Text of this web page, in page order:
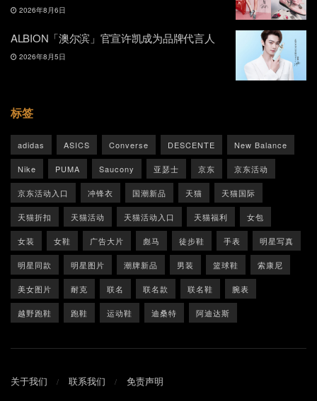
2026年8月6日
ALBION「澳尔滨」官宣许凯成为品牌代言人
2026年8月5日
标签
adidas ASICS Converse DESCENTE New Balance
Nike PUMA Saucony 亚瑟士 京东 京东活动
京东活动入口 冲锋衣 国潮新品 天猫 天猫国际
天猫折扣 天猫活动 天猫活动入口 天猫福利 女包
女装 女鞋 广告大片 彪马 徒步鞋 手表 明星写真
明星同款 明星图片 潮牌新品 男装 篮球鞋 索康尼
美女图片 耐克 联名 联名款 联名鞋 腕表
越野跑鞋 跑鞋 运动鞋 迪桑特 阿迪达斯
关于我们 联系我们 免责声明